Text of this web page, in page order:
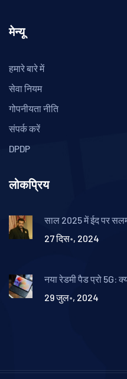
मेन्यू
हमारे बारे में
सेवा नियम
गोपनीयता नीति
संपर्क करें
DPDP
लोकप्रिय
साल 2025 में ईद पर
27 दिस॰, 2024
नया रेडमी पैड प्रो 5G:
29 जुल॰, 2024